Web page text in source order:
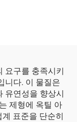
요구를 충족시키
니다. 이 물질은
유연성을 향상시
제형에 옥틸 아
표준을 단순히